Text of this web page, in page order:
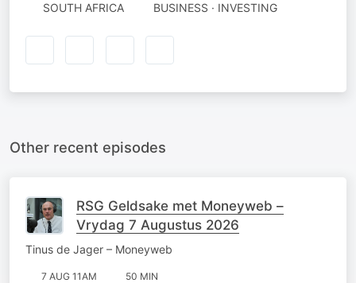
SOUTH AFRICA
BUSINESS · INVESTING
Other recent episodes
RSG Geldsake met Moneyweb –
Vrydag 7 Augustus 2026
Tinus de Jager – Moneyweb
7 AUG 11AM 50 MIN